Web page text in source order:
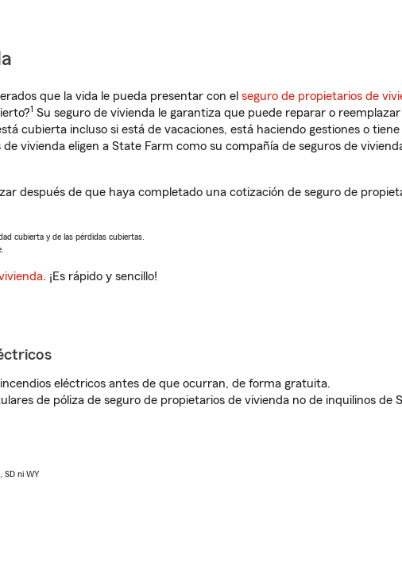
que la vida le pueda presentar con el seguro de propietarios de
1 Su seguro de vivienda le garantiza que puede reparar o
cubierta incluso si está de vacaciones, está haciendo gestiones o
vivienda eligen a State Farm como su compañía de seguros de
después de que haya completado una cotización de seguro de
cubierta y de las pérdidas cubiertas.
. ¡Es rápido y sencillo!
eléctricos antes de que ocurran, de forma gratuita.
de póliza de seguro de propietarios de vivienda no de inquilinos de
SD ni WY